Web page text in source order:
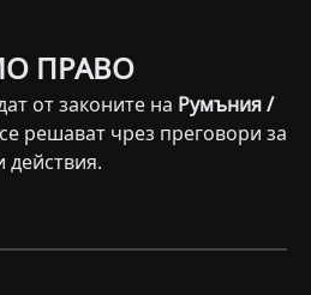
ПРАВО
от законите на Румъния /
решават чрез преговори за
действия.